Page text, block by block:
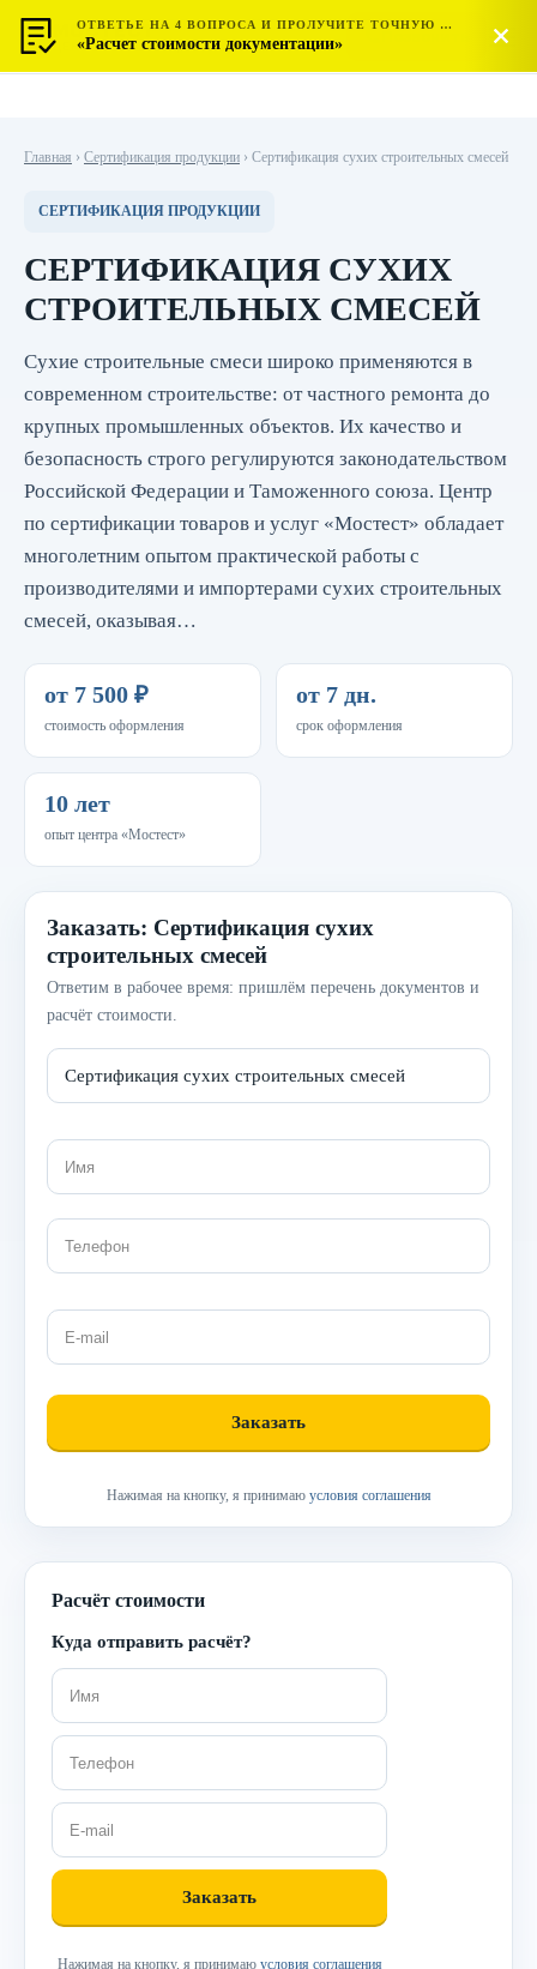
МОСТЕСТ
ЦЕНТР СЕРТИФИКАЦИИ
Главная › Сертификация продукции › Сертификация сухих строительных смесей
СЕРТИФИКАЦИЯ ПРОДУКЦИИ
СЕРТИФИКАЦИЯ СУХИХ
СТРОИТЕЛЬНЫХ СМЕСЕЙ
Сухие строительные смеси широко применяются в
современном строительстве: от частного ремонта до
крупных промышленных объектов. Их качество и
безопасность строго регулируются законодательством
Российской Федерации и Таможенного союза. Центр
по сертификации товаров и услуг «Мостест» обладает
многолетним опытом практической работы с
производителями и импортерами сухих строительных
смесей, оказывая…
от 7 500 ₽
стоимость оформления
от 7 дн.
срок оформления
10 лет
опыт центра «Мостест»
Заказать: Сертификация сухих
строительных смесей
Ответим в рабочее время: пришлём перечень документов и
расчёт стоимости.
Нажимая на кнопку, я принимаю условия соглашения
Расчёт стоимости
Куда отправить расчёт?
Нажимая на кнопку, я принимаю условия соглашения
ОТВЕТЬЕ НА 4 ВОПРОСА И ПРОЛУЧИТЕ ТОЧНУЮ СТОИМОСТЬ
«Расчет стоимости документации»